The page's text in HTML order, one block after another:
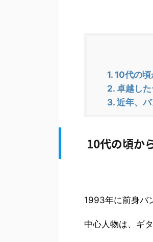
1. 10代の頃
2. 卓越し
3. 近年、
10代の頃か
1993年に前身バ
中心人物は、ギ